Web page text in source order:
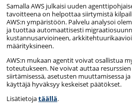
Samalla AWS julkaisi uuden
tavoitteena on helpottaa siirtymistä
AWS:n ympäristöön. Palvelu analysoi
ja tuottaa automaattisesti
kustannusarvioineen,
määrityksineen.
AWS:n mukaan agentit voivat osallistua
toteutukseen. Ne voivat auttaa
siirtämisessä, asetusten muuttamisessa
käyttäjä hyväksyy keskeiset päätökset.
Lisätietojatäällä.